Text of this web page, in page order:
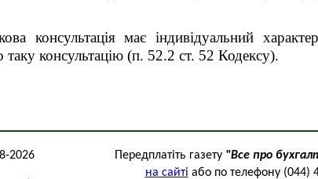
консультація має індивідуальний
таку консультацію (п. 52.2 ст. 52 Кодексу).
2026 Передплатіть газету "Все про
на сайті або по телефону (044)